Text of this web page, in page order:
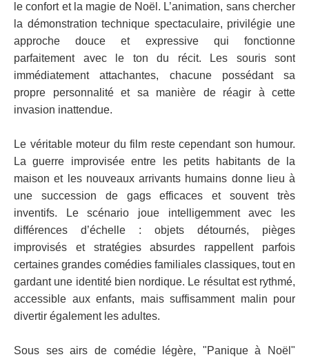
le confort et la magie de Noël. L’animation, sans chercher
la démonstration technique spectaculaire, privilégie une
approche douce et expressive qui fonctionne
parfaitement avec le ton du récit. Les souris sont
immédiatement attachantes, chacune possédant sa
propre personnalité et sa manière de réagir à cette
invasion inattendue.
Le véritable moteur du film reste cependant son humour.
La guerre improvisée entre les petits habitants de la
maison et les nouveaux arrivants humains donne lieu à
une succession de gags efficaces et souvent très
inventifs. Le scénario joue intelligemment avec les
différences d’échelle : objets détournés, pièges
improvisés et stratégies absurdes rappellent parfois
certaines grandes comédies familiales classiques, tout en
gardant une identité bien nordique. Le résultat est rythmé,
accessible aux enfants, mais suffisamment malin pour
divertir également les adultes.
Sous ses airs de comédie légère, "Panique à Noël"